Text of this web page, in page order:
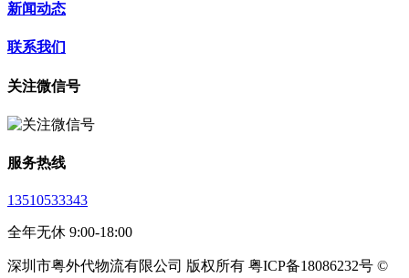
新闻动态
联系我们
关注微信号
服务热线
13510533343
全年无休 9:00-18:00
深圳市粤外代物流有限公司 版权所有 粤ICP备18086232号 ©